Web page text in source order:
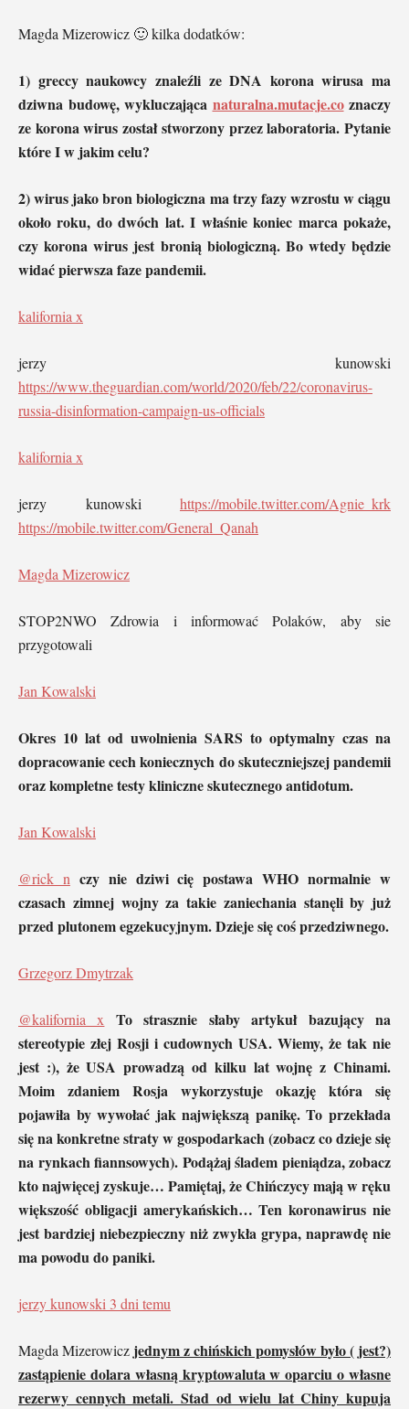
Magda Mizerowicz 🙂 kilka dodatków:
1) greccy naukowcy znaleźli ze DNA korona wirusa ma
dziwna budowę, wykluczająca naturalna.mutacje.coznaczy
ze korona wirus został stworzony przez laboratoria. Pytanie
które I w jakim celu?
2) wirus jako bron biologiczna ma trzy fazy wzrostu w ciągu
około roku, do dwóch lat. I właśnie koniec marca pokaże,
czy korona wirus jest bronią biologiczną. Bo wtedy będzie
widać pierwsza faze pandemii.
kalifornia x
jerzy kunowski
https://www.theguardian.com/world/2020/feb/22/coronavirus-
russia-disinformation-campaign-us-officials
kalifornia x
jerzy kunowski https://mobile.twitter.com/Agnie_krk
https://mobile.twitter.com/General_Qanah
Magda Mizerowicz
STOP2NWO Zdrowia i informować Polaków, aby sie
przygotowali
Jan Kowalski
Okres 10 lat od uwolnienia SARS to optymalny czas na
dopracowanie cech koniecznych do skuteczniejszej pandemii
oraz kompletne testy kliniczne skutecznego antidotum.
Jan Kowalski
@rick n czy nie dziwi cię postawa WHO normalnie w
czasach zimnej wojny za takie zaniechania stanęli by już
przed plutonem egzekucyjnym. Dzieje się coś przedziwnego.
Grzegorz Dmytrzak
@kalifornia x
To strasznie słaby artykuł bazujący na
stereotypie złej Rosji i cudownych USA. Wiemy, że tak nie
jest :), że USA prowadzą od kilku lat wojnę z Chinami.
Moim zdaniem Rosja wykorzystuje okazję która się
pojawiła by wywołać jak największą panikę. To przekłada
się na konkretne straty w gospodarkach (zobacz co dzieje się
na rynkach fiannsowych). Podążaj śladem pieniądza, zobacz
kto najwięcej zyskuje… Pamiętaj, że Chińczycy mają w ręku
większość obligacji amerykańskich… Ten koronawirus nie
jest bardziej niebezpieczny niż zwykła grypa, naprawdę nie
ma powodu do paniki.
jerzy kunowski 3 dni temu
Magda Mizerowicz jednym z chińskich pomysłów było ( jest?)
zastąpienie dolara własną kryptowaluta w oparciu o własne
rezerwy cennych metali. Stad od wielu lat Chiny kupuja